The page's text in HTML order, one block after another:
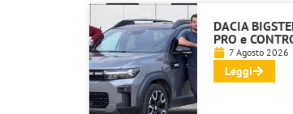
DACIA
PRO e
7 Agosto 2026
Leggi